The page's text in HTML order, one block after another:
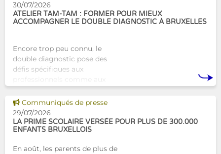
30/07/2026
ATELIER TAM-TAM : FORMER POUR MIEUX
ACCOMPAGNER LE DOUBLE DIAGNOSTIC À BRUXELLES
Encore trop peu connu, le
double diagnostic pose des
défis spécifiques aux
Tam-Tam apporte une réponse
concrète avec une formation
dest
Voir cette news
Communiqués de presse
29/07/2026
LA PRIME SCOLAIRE VERSÉE POUR PLUS DE 300.000
ENFANTS BRUXELLOIS
En août, les parents de plus de